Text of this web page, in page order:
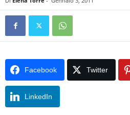
Facebook Twitter
LinkedIn